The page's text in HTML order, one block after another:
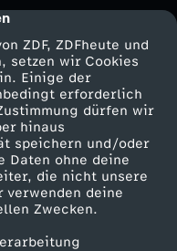
ZDF, ZDFheute und
setzen wir Cookies
Einige der
erforderlich
dürfen wir
hinaus
speichern und/oder
Daten ohne deine
die nicht unsere
deine
Zwecken.
zum ZDF